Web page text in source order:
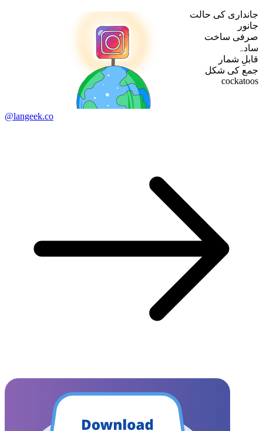
جانداری کی حالت
جانور
صرفی ساخت
سادہ
قابلِ شمار
جمع کی شکل
cockatoos
@langeek.co